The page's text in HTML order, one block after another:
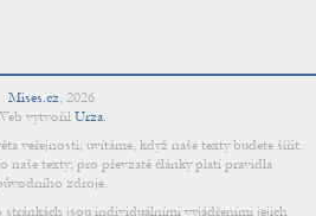
Mises.cz, 2026
vytvořil Urza.
veřejnosti; uvítáme, když naše texty budete šířit.
naše texty; pro převzaté články platí pravidla
zdroje.
stránkách jsou individuálními vyjádřeními jejich